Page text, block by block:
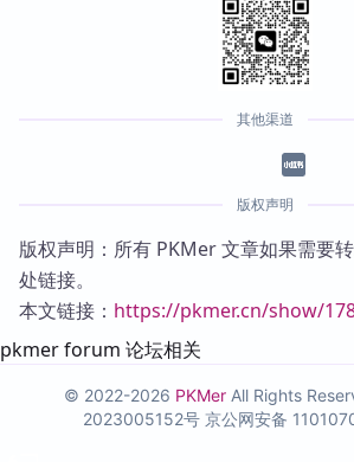
其他渠道
版权声明
版权声明：所有 PKMer 文章如果需要
处链接。
本文链接： https://pkmer.cn/show/
pkmer forum 论坛相关
© 2022-2026 PKMer All Rights
2023005152号 京公网安备